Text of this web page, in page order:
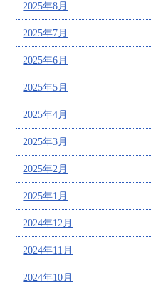
2025年8月
2025年7月
2025年6月
2025年5月
2025年4月
2025年3月
2025年2月
2025年1月
2024年12月
2024年11月
2024年10月